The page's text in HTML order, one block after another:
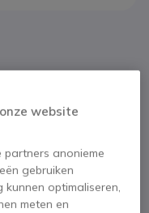
website
anonieme
gebruiken
optimaliseren,
meten en